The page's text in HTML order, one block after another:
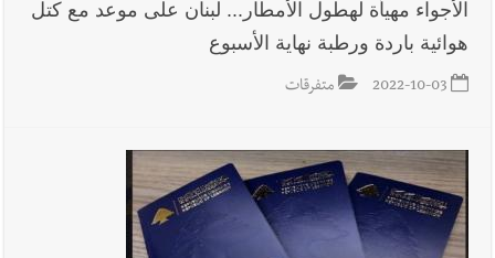
الأجواء مهيأة لهطول الأمطار... لبنان على موعد مع كتل
هوائية باردة ورطبة نهاية الأسبوع
2022-10-03 متفرقات